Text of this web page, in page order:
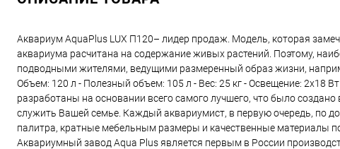
Аквариум AquaPlus LUX П120– лидер продаж. Модель, которая
аквариума расчитана на содержание живых растений. Поэтому,
подводными жителями, ведущими размеренный образ жизни,
Объем: 120 л - Полезный объем: 105 л - Вес: 25 кг - Освещение: 2х18
разработаны на основании всего самого лучшего, что было
служить Вашей семье. Каждый аквариумист, в первую очередь, по
палитра, кратные мебельным размеры и качественные материалы
Аквариумный завод Aqua Plus является первым в России